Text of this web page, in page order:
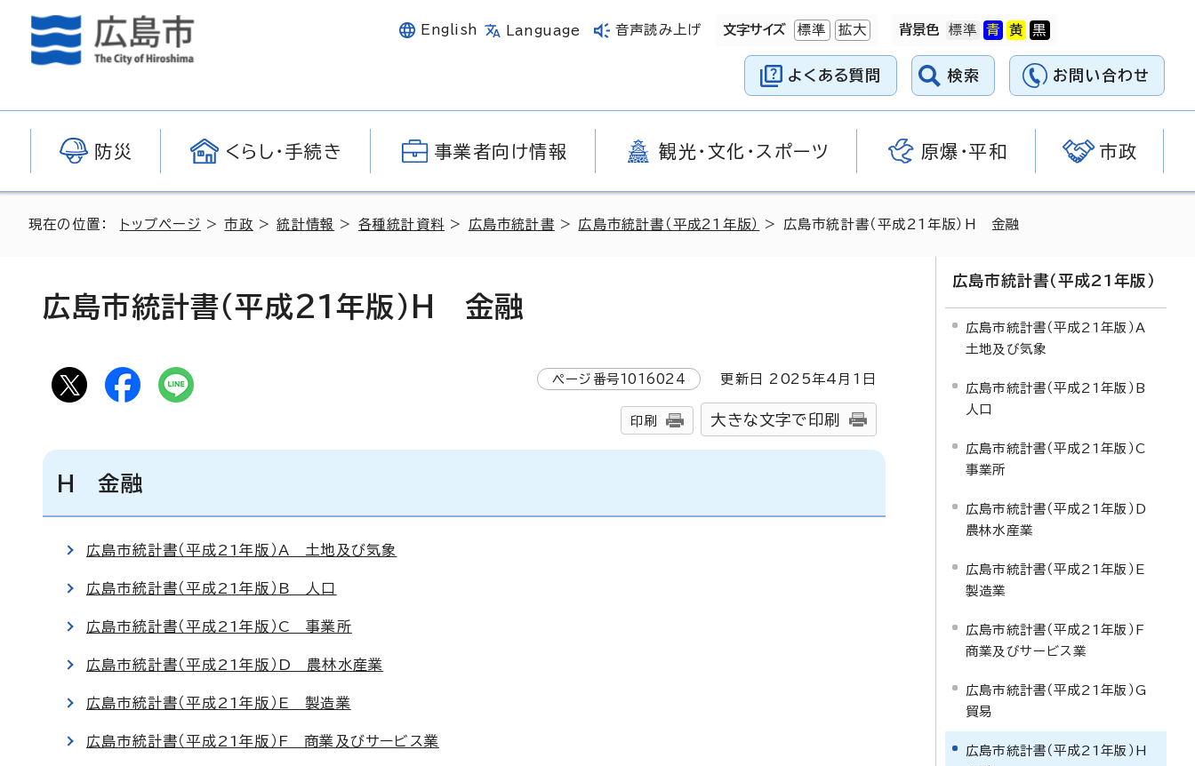
English Language 音声読み上げ 文字サイズ 標準 拡大 背景色
よくある質問 検索 お問い合わせ
防災 くらし・手続き 事業者向け情報 観光・文化・スポーツ 原爆・平和 市政
現在の位置： トップページ >市政 >統計情報 > 各種統計資料 > 広島市統計書 > 広島市統計書（平成21年版） > 広島市統計書（平成21年版）H 金融
広島市統計書（平成21年版）H 金融
ページ番号1016024 更新日 2025年4月1日
印刷 大きな文字で印刷
H 金融
広島市統計書（平成21年版）A 土地及び気象
広島市統計書（平成21年版）B 人口
広島市統計書（平成21年版）C 事業所
広島市統計書（平成21年版）D 農林水産業
広島市統計書（平成21年版）E 製造業
広島市統計書（平成21年版）F 商業及びサービス業
広島市統計書（平成21年版）
広島市統計書（平成21年版）A
土地及び気象
広島市統計書（平成21年版）B
人口
広島市統計書（平成21年版）C
事業所
広島市統計書（平成21年版）D
農林水産業
広島市統計書（平成21年版）E
製造業
広島市統計書（平成21年版）F
商業及びサービス業
広島市統計書（平成21年版）G
貿易
広島市統計書（平成21年版）H